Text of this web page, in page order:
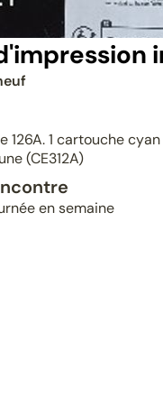
126A. 1 cartouche
(CE312A)
en semaine